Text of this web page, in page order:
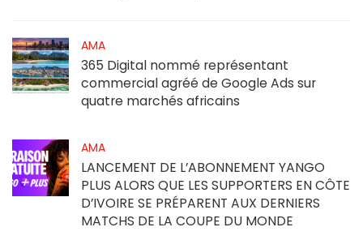
AMA
365 Digital nommé représentant
commercial agréé de Google Ads sur
quatre marchés africains
AMA
LANCEMENT DE L’ABONNEMENT YANGO
PLUS ALORS QUE LES SUPPORTERS EN CÔTE
D’IVOIRE SE PRÉPARENT AUX DERNIERS
MATCHS DE LA COUPE DU MONDE